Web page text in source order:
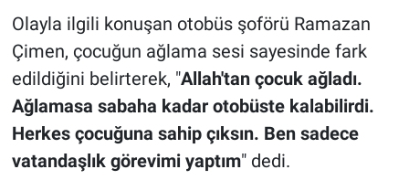
Olayla ilgili konuşan otobüs şoförü Ramazan
Çimen, çocuğun ağlama sesi sayesinde fark
edildiğini belirterek, "Allah'tan çocuk ağladı.
Ağlamasa sabaha kadar otobüste kalabilirdi.
Herkes çocuğuna sahip çıksın. Ben sadece
vatandaşlık görevimi yaptım" dedi.